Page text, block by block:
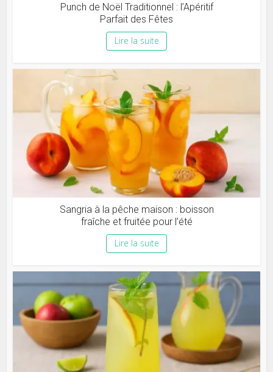
Punch de Noël Traditionnel : l’Apéritif
Parfait des Fêtes
Lire la suite
Sangria à la pêche maison : boisson
fraîche et fruitée pour l’été
Lire la suite